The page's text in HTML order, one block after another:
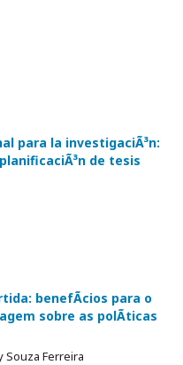
para la investigaciÃ³n:
de tesis
benefÃ­cios para o
sobre as polÃ­ticas
Souza Ferreira